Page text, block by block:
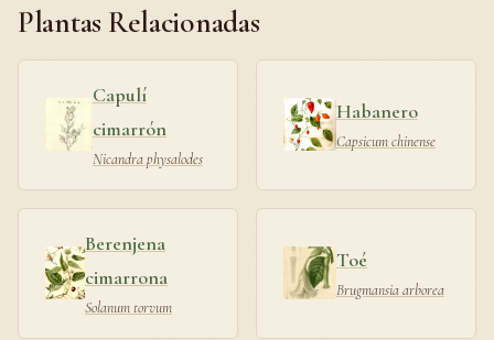
Plantas Relacionadas
Capulí
cimarrón
Nicandra physalodes
Habanero
Capsicum chinense
Berenjena
cimarrona
Solanum torvum
Toé
Brugmansia arborea